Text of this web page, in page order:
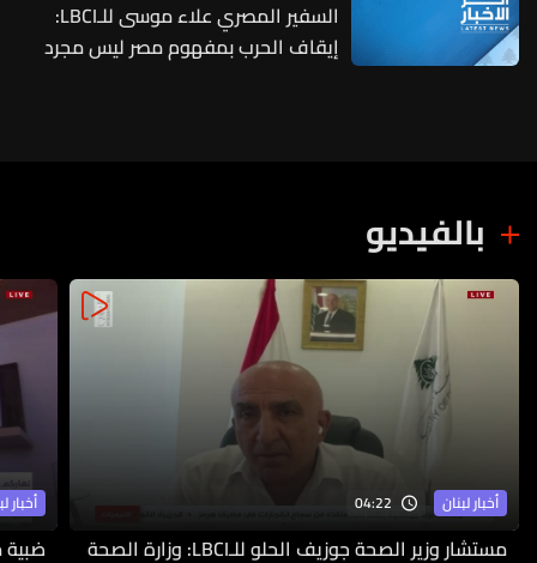
السفير المصري علاء موسى للـLBCI:
إيقاف الحرب بمفهوم مصر ليس مجرد
بالفيديو
أخبار لبنان 04:22
مستشار وزير الصحة جوزيف الحلو للـLBCI: وزارة الصحة
أخبار
ضبية